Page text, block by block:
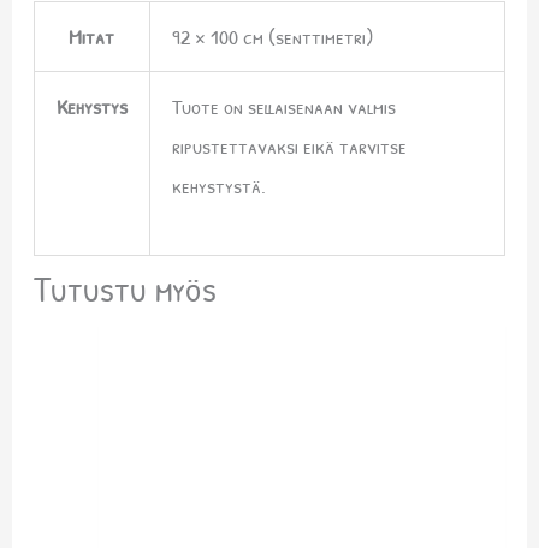
Mitat 92 × 100 cm (senttimetri)
Kehystys
Tuote on sellaisenaan valmis
ripustettavaksi eikä tarvitse
kehystystä.
Tutustu myös